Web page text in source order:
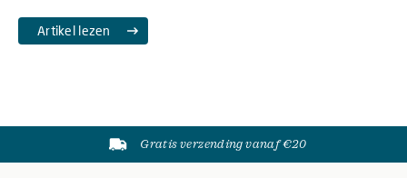
Artikel lezen
Gratis verzending vanaf €20